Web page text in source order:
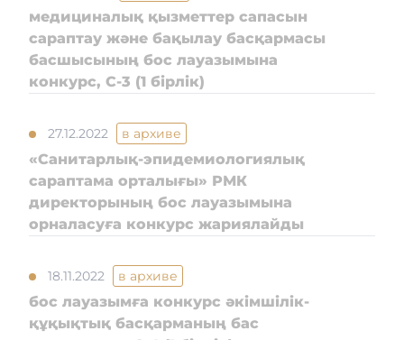
медициналық қызметтер сапасын
сараптау және бақылау басқармасы
басшысының бос лауазымына
конкурс, C-3 (1 бірлік)
27.12.2022 в архиве
«Санитарлық-эпидемиологиялық
сараптама орталығы» РМК
директорының бос лауазымына
орналасуға конкурс жариялайды
18.11.2022 в архиве
бос лауазымға конкурс әкімшілік-
құқықтық басқарманың бас